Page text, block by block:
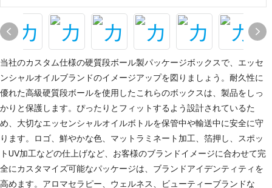
当社のカスタム仕様の硬質段ボール製パッケージボックスで、エッセ
ンシャルオイルブランドのイメージアップを図りましょう。耐久性に
優れた高級硬質段ボールを使用したこれらのボックスは、製品をしっ
かりと保護します。ぴったりとフィットするよう設計されているた
め、大切なエッセンシャルオイルボトルを保管中や輸送中に安全に守
ります。ロゴ、鮮やかな色、マットラミネート加工、箔押し、スポッ
トUV加工などの仕上げなど、お客様のブランドイメージに合わせて完
全にカスタマイズ可能なパッケージは、ブランドアイデンティティを
高めます。アロマセラピー、ウェルネス、ビューティーブランドな